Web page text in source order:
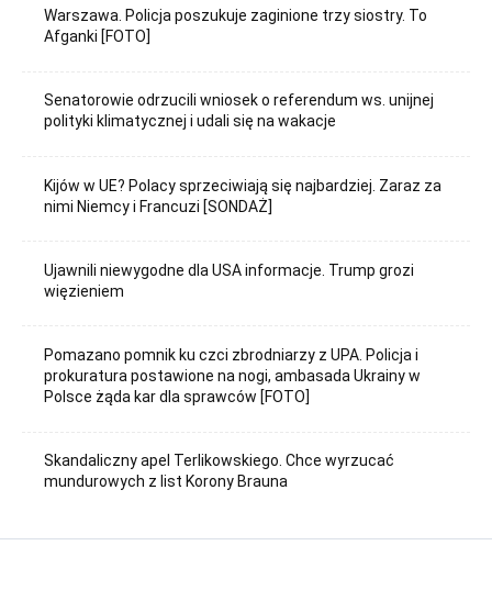
Warszawa. Policja poszukuje zaginione trzy siostry. To
Afganki [FOTO]
Senatorowie odrzucili wniosek o referendum ws. unijnej
polityki klimatycznej i udali się na wakacje
Kijów w UE? Polacy sprzeciwiają się najbardziej. Zaraz za
nimi Niemcy i Francuzi [SONDAŻ]
Ujawnili niewygodne dla USA informacje. Trump grozi
więzieniem
Pomazano pomnik ku czci zbrodniarzy z UPA. Policja i
prokuratura postawione na nogi, ambasada Ukrainy w
Polsce żąda kar dla sprawców [FOTO]
Skandaliczny apel Terlikowskiego. Chce wyrzucać
mundurowych z list Korony Brauna